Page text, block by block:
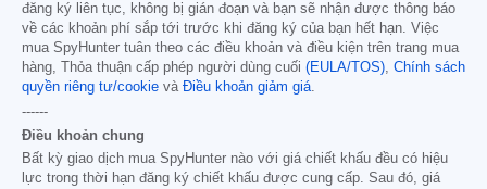
đăng ký liên tục, không bị gián đoạn và bạn sẽ nhận được thông báo
về các khoản phí sắp tới trước khi đăng ký của bạn hết hạn. Việc
mua SpyHunter tuân theo các điều khoản và điều kiện trên trang mua
hàng, Thỏa thuận cấp phép người dùng cuối (EULA/TOS), Chính sách
quyền riêng tư/cookie và Điều khoản giảm giá.
------
Điều khoản chung
Bất kỳ giao dịch mua SpyHunter nào với giá chiết khấu đều có hiệu
lực trong thời hạn đăng ký chiết khấu được cung cấp. Sau đó, giá